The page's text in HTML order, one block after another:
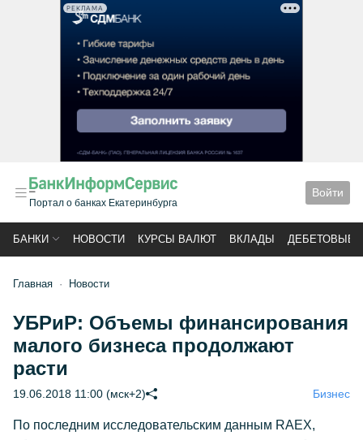
РЕКЛАМА
Портал о банках Екатеринбурга
Войти
БАНКИ НОВОСТИ КУРСЫ ВАЛЮТ ВКЛАДЫ ДЕБЕТОВЫЕ
Главная Новости
УБРиР: Объемы финансирования
малого бизнеса продолжают
расти
19.06.2018 11:00 (мск+2) Бизнес
По последним исследовательским данным RAEX,